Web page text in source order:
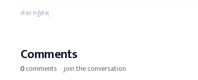
सेयर गर्नुहोस्
Comments
0comments · join the conversation